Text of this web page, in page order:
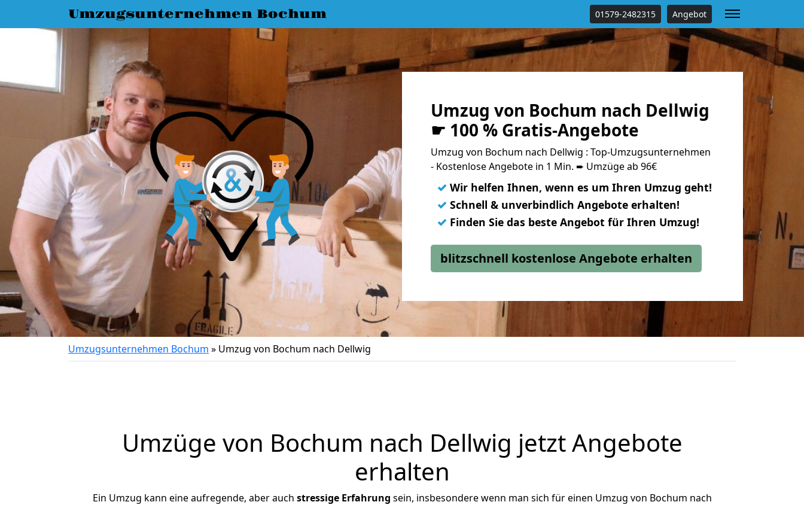
Umzugsunternehmen Bochum 01579-2482315 Angebot
Umzug von Bochum nach Dellwig
☛ 100 % Gratis-Angebote
Umzug von Bochum nach Dellwig : Top-Umzugsunternehmen
- Kostenlose Angebote in 1 Min. ➨ Umzüge ab 96€
✓ Wir helfen Ihnen, wenn es um Ihren Umzug geht!
✓ Schnell & unverbindlich Angebote erhalten!
✓ Finden Sie das beste Angebot für Ihren Umzug!
blitzschnell kostenlose Angebote erhalten
Umzugsunternehmen Bochum » Umzug von Bochum nach Dellwig
Umzüge von Bochum nach Dellwig jetzt Angebote
erhalten
Ein Umzug kann eine aufregende, aber auch stressige Erfahrung sein, insbesondere wenn man sich für einen Umzug von Bochum nach